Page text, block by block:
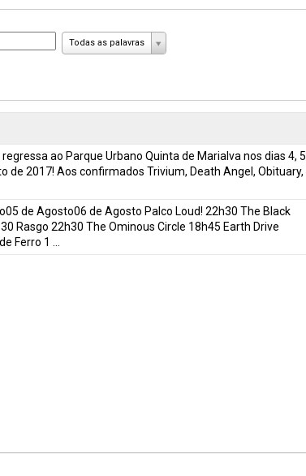
Todas as palavras
regressa ao Parque Urbano Quinta de Marialva nos dias 4, 5
de 2017! Aos confirmados Trivium, Death Angel, Obituary,
de Agosto06 de Agosto Palco Loud! 22h30 The Black
Rasgo 22h30 The Ominous Circle 18h45 Earth Drive
Ferro 1 ...